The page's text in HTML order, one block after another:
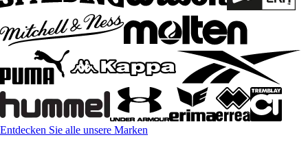
Entdecken Sie alle unsere Marken